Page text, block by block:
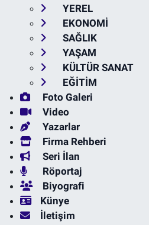
YEREL
EKONOMİ
SAĞLIK
YAŞAM
KÜLTÜR SANAT
EĞİTİM
Foto Galeri
Video
Yazarlar
Firma Rehberi
Seri İlan
Röportaj
Biyografi
Künye
İletişim